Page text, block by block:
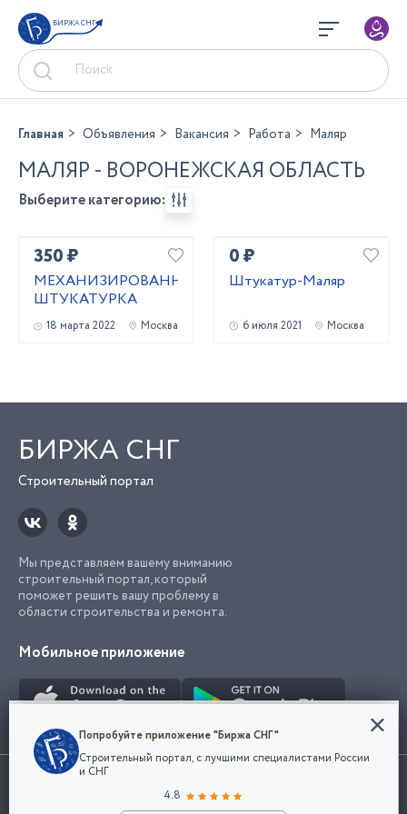
БИРЖА СНГ
Главная Объявления Вакансия Работа Маляр
МАЛЯР - ВОРОНЕЖСКАЯ ОБЛАСТЬ
Выберите категорию:
350 ₽
МЕХАНИЗИРОВАННАЯ
ШТУКАТУРКА
18 марта 2022 Москва
0 ₽
Штукатур-Маляр
6 июля 2021 Москва
БИРЖА СНГ
Строительный портал
Мы представляем вашему вниманию
строительный портал, который
поможет решить вашу проблему в
области строительства и ремонта.
Мобильное приложение
Использование сайта, в том числе подача объявлений, означает
марки представленные на сайте являются собственностью их
Конфиденциальность
Мы используем файлы cookie, чтобы сделать
наш сайт удобным для каждого
Политикой конфиденциальности компании
Попробуйте приложение "Биржа СНГ"
Строительный портал, с лучшими специалистами России
и СНГ
4.8